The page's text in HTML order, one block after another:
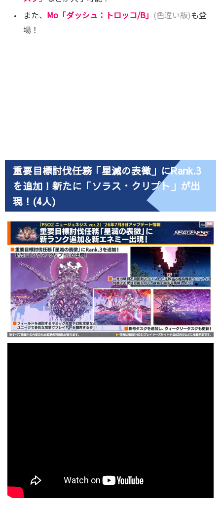
また、 Mo「ダッシュ：トロッコ/B」 (色違い版)も登
場！
重要目標討伐任務「星滅の表徴」にRank.3
を追加！新たに「ソラス・クリプト」が出
現！(4人)